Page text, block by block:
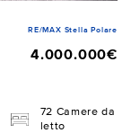
RE/MAX Stella Polare
4.000.000€
72 Camere da
letto